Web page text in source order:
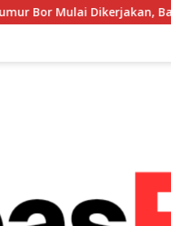
Babinsa Hadir Kawal